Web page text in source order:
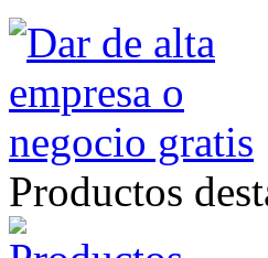
Productos